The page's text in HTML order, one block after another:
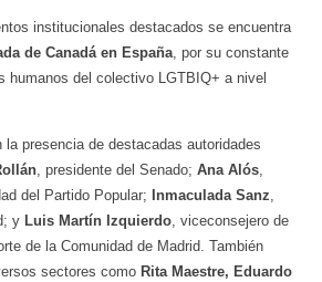
institucionales destacados se encuentra
de Canadá en España , por su constante
humanos del colectivo LGTBIQ+ a nivel
la presencia de destacadas autoridades
, presidente del Senado; Ana Alós,
del Partido Popular;
Inmaculada Sanz,
y Luis Martín Izquierdo, viceconsejero de
de la Comunidad de Madrid. También
sectores como Rita Maestre, Eduardo